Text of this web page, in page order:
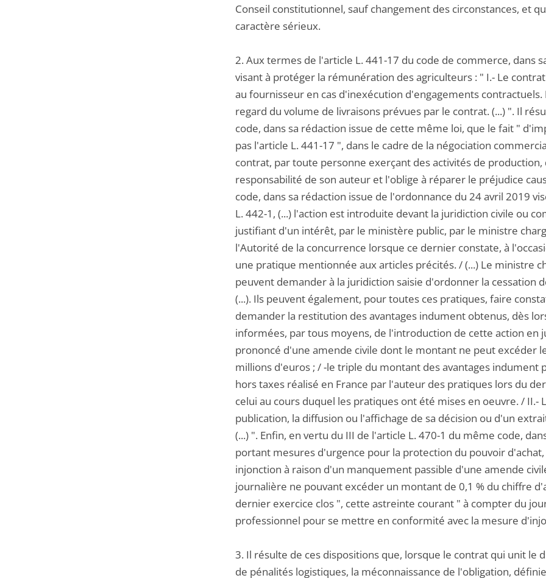
Conseil constitutionnel, sauf changement des circonstances, et
caractère sérieux.
2. Aux termes de l'article L. 441-17 du code de commerce, dans
visant à protéger la rémunération des agriculteurs : " I.- Le
au fournisseur en cas d'inexécution d'engagements
regard du volume de livraisons prévues par le contrat. (...) ". Il
code, dans sa rédaction issue de cette même loi, que le fait "
pas l'article L. 441-17 ", dans le cadre de la négociation
contrat, par toute personne exerçant des activités de
responsabilité de son auteur et l'oblige à réparer le préjudice
code, dans sa rédaction issue de l'ordonnance du 24 avril 2019
L. 442-1, (...) l'action est introduite devant la juridiction civile ou
justifiant d'un intérêt, par le ministère public, par le ministre
l'Autorité de la concurrence lorsque ce dernier constate, à
une pratique mentionnée aux articles précités. / (...) Le ministre
peuvent demander à la juridiction saisie d'ordonner la cessation
(...). Ils peuvent également, pour toutes ces pratiques, faire
demander la restitution des avantages indument obtenus, dès
informées, par tous moyens, de l'introduction de cette action en
prononcé d'une amende civile dont le montant ne peut excéder
millions d'euros ; / -le triple du montant des avantages indument
hors taxes réalisé en France par l'auteur des pratiques lors du
celui au cours duquel les pratiques ont été mises en oeuvre. /
publication, la diffusion ou l'affichage de sa décision ou d'un
(...) ". Enfin, en vertu du III de l'article L. 470-1 du même code,
portant mesures d'urgence pour la protection du pouvoir
injonction à raison d'un manquement passible d'une amende
journalière ne pouvant excéder un montant de 0,1 % du chiffre
dernier exercice clos ", cette astreinte courant " à compter du
professionnel pour se mettre en conformité avec la mesure
3. Il résulte de ces dispositions que, lorsque le contrat qui unit
de pénalités logistiques, la méconnaissance de l'obligation,